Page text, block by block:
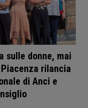
sulle donne, mai
rilancia
di Anci e